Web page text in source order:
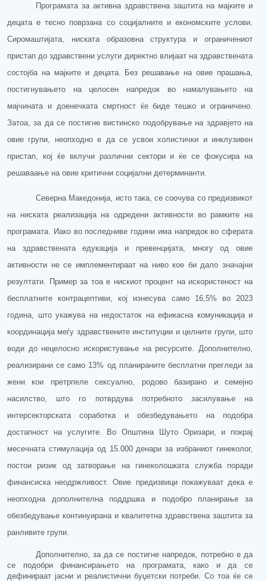
Програмата за активна здравствена заштита на мајките и
децата е тесно поврзана со социјалните и економските услови.
Сиромаштијата, ниската образовна структура и ограничениот
пристап до здравствени услуги директно влијаат на здравствената
состојба на мајкитеи децата. Без решавање на овие прашања
постигнувањето на целосен напредок во намалувањето на
мајчината и доенечкатасмртност ќе бидетешко и ограничено
Затоа, за да се постигне вистинско подобрување на здравјето на
овие групи, неопходное да се усвои холистички и инклузивен
пристап
кој ќе вклучи различни сектори и ќесе фокусира на
решаваање на овие критични социјални детерминанти
Северна Македонија , исто така, се соочува со предизвикот
на ниската реализација на одредени активности во рамките на
програмата. Иако во последниве години има напредок во сферата
на здравствената едукација и превенцијата, многу од овие
активности не се имплементираат на ниво кое би дало значајни
резултати. Пример за тоа е нискиот процент на искористеност на
бесплатните контрацептиви, кој изнесува само 16,5% во 2023
година , што укажува на недостаток на ефикасна комуникација и
координација меѓу здравствените институции и целните групи, што
води до нецелосно искористување на ресурсите. Дополнително,
реализиранисе само 13% од планираните бесплатни прегледи за
жени кои претрпеле сексуално, родово базирано и семејно
насилство, што го потврдува потребното засилување на
интерсекторската соработка и обезбедувањето на подобра
достапност на услугите. Во Општина Шуто Оризари, и покрај
месечната стимулација од 15.000 денари за избраниот гинеколог,
постои ризик од затворање на гинеколошката служба поради
финансиска неодржливост. Овие предизвици покажуваат дека е
неопходна дополнителна поддршка и подобро планирање за
обезбедување континуирана и квалитетна здравствена заштита за
ранливите групи.
Дополнително, за да се постигне напредок, потребно е да
се подобри финансирањето на програмата, како и да се
дефинираат јасни и реалистични буџетски потреби. Со тоа ќе се